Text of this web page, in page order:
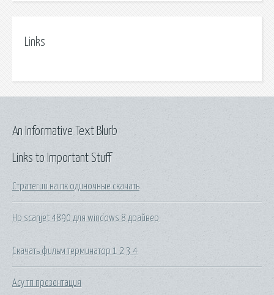
Links
Links to Important Stuff
Стратегии на пк одиночные скачать
Hp scanjet 4890 для windows 8 драйвер
Скачать фильм терминатор 1 2 3 4
Асу тп презентация
An Informative Text Blurb